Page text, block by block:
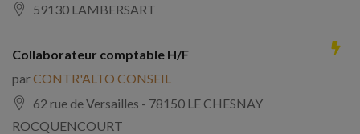
59130 LAMBERSART
Collaborateur comptable H/F
parCONTR'ALTO CONSEIL
62 rue de Versailles - 78150 LE CHESNAY
ROCQUENCOURT